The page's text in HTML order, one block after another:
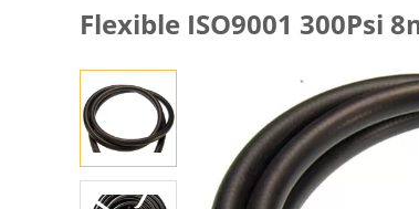
Flexible ISO9001 300Psi